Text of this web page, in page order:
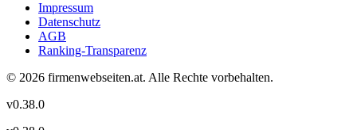
Impressum
Datenschutz
AGB
Ranking-Transparenz
© 2026 firmenwebseiten.at. Alle Rechte vorbehalten.
v0.38.0